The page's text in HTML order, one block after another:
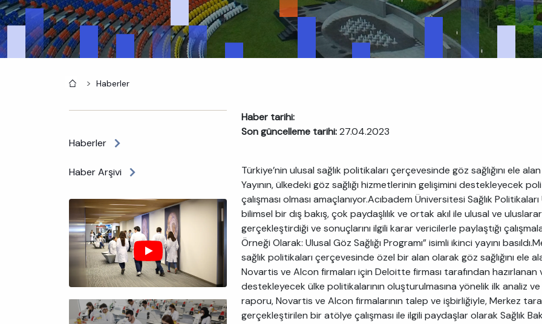
AnasayfaHaberler
Haberler
Haber Arşivi
Haber tarihi:
Son güncelleme tarihi:27.04.2023
Türkiye’nin ulusal sağlık politikaları çerçevesinde göz sağlığını ele alan
Yayının, ülkedeki göz sağlığı hizmetlerinin gelişimini destekleyecek
çalışması olması amaçlanıyor.Acıbadem Üniversitesi Sağlık
bilimsel bir dış bakış, çok paydaşlılık ve ortak akıl ile ulusal ve
gerçekleştirdiği ve sonuçlarını ilgili karar vericilerle paylaştığı
Örneği Olarak: Ulusal Göz Sağlığı Programı” isimli ikinci yayını
sağlık politikaları çerçevesinde özel bir alan olarak göz sağlığını ele
Novartis ve Alcon firmaları için Deloitte firması tarafından hazırlanan
destekleyecek ülke politikalarının oluşturulmasına yönelik ilk analiz
raporu, Novartis ve Alcon firmalarının talep ve işbirliğiyle, Merkez
gerçekleştirilen bir atölye çalışması ile ilgili paydaşlar olarak Sağlık